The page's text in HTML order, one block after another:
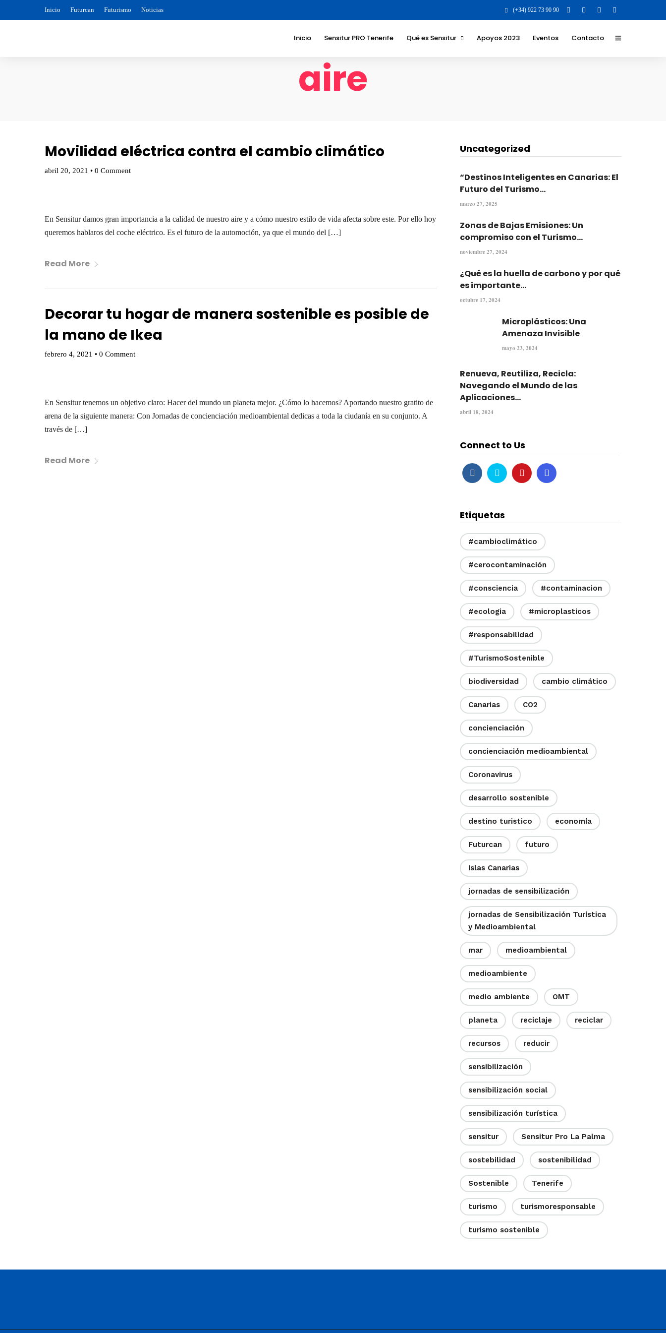
(+34) 922 73 90 90
Inicio Futurcan Futurismo Noticias
Inicio Sensitur PRO Tenerife Qué es Sensitur
Responsabilidad Social
Apoyos 2023 Eventos Contacto
aire
Movilidad eléctrica contra el cambio climático
abril 20, 2021 • 0 Comment
En Sensitur damos gran importancia a la calidad de nuestro aire y a cómo nuestro estilo de vida afecta sobre este. Por ello hoy
queremos hablaros del coche eléctrico. Es el futuro de la automoción, ya que el mundo del […]
Read More
Decorar tu hogar de manera sostenible es posible de
la mano de Ikea
febrero 4, 2021 • 0 Comment
En Sensitur tenemos un objetivo claro: Hacer del mundo un planeta mejor. ¿Cómo lo hacemos? Aportando nuestro gratito de
arena de la siguiente manera: Con Jornadas de concienciación medioambiental dedicas a toda la ciudanía en su conjunto. A
través de […]
Read More
Uncategorized
“Destinos Inteligentes en Canarias: El
Futuro del Turismo...
marzo 27, 2025
Zonas de Bajas Emisiones: Un
compromiso con el Turismo...
noviembre 27, 2024
¿Qué es la huella de carbono y por qué
es importante...
octubre 17, 2024
Microplásticos: Una
Amenaza Invisible
mayo 23, 2024
Renueva, Reutiliza, Recicla:
Navegando el Mundo de las
Aplicaciones...
abril 18, 2024
Connect to Us
Etiquetas
#cambioclimático
#cerocontaminación
#consciencia #contaminacion
#ecologia #microplasticos
#responsabilidad
#TurismoSostenible
biodiversidad cambio climático
Canarias CO2
concienciación
concienciación medioambiental
Coronavirus
desarrollo sostenible
destino turistico economía
Futurcan futuro
Islas Canarias
jornadas de sensibilización
jornadas de Sensibilización Turística
y Medioambiental
mar medioambiental
medioambiente
medio ambiente OMT
planeta reciclaje reciclar
recursos reducir
sensibilización
sensibilización social
sensibilización turística
sensitur Sensitur Pro La Palma
sostebilidad sostenibilidad
Sostenible Tenerife
turismo turismoresponsable
turismo sostenible